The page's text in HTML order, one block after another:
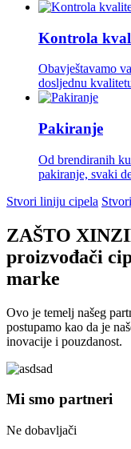
Kontrola
Obavještavamo
dosljednu
Pakiranje
Od brendiranih
pakiranje, svaki
Stvori liniju cipela
ZAŠTO
proizvođači
marke
Ovo je temelj našeg
postupamo kao da je
inovacije i pouzdanost.
Mi smo partneri
Ne dobavljači